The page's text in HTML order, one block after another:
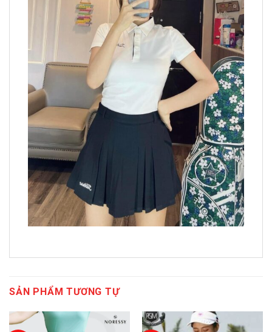
SẢN PHẨM TƯƠNG TỰ